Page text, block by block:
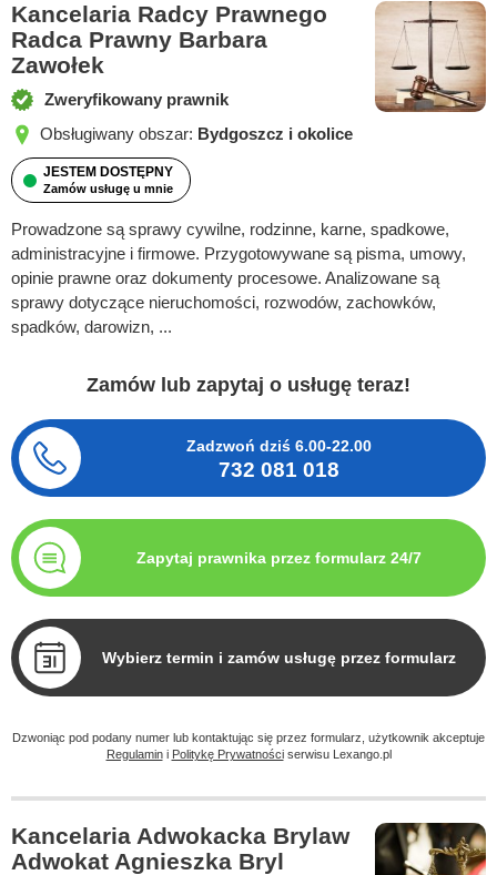
Kancelaria Radcy Prawnego
Radca Prawny Barbara
Zawołek
Zweryfikowany prawnik
Obsługiwany obszar: Bydgoszcz i okolice
JESTEM DOSTĘPNY
Zamów usługę u mnie
Prowadzone są sprawy cywilne, rodzinne, karne, spadkowe,
administracyjne i firmowe. Przygotowywane są pisma, umowy,
opinie prawne oraz dokumenty procesowe. Analizowane są
sprawy dotyczące nieruchomości, rozwodów, zachowków,
spadków, darowizn, ...
Zamów lub zapytaj o usługę teraz!
Zadzwoń dziś 6.00-22.00
732 081 018
Zapytaj prawnika przez formularz 24/7
Wybierz termin i zamów usługę przez formularz
Dzwoniąc pod podany numer lub kontaktując się przez formularz, użytkownik akceptuje
Regulamini Politykę Prywatnościserwisu Lexango.pl
Kancelaria Adwokacka Brylaw
Adwokat Agnieszka Bryl